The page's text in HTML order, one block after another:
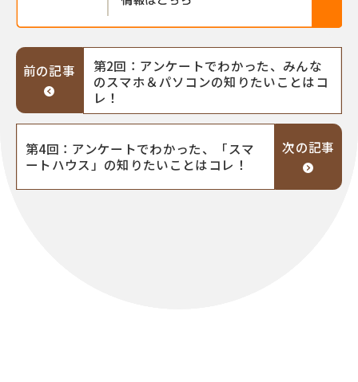
前の記事
第2回：アンケートでわかった、みんな
のスマホ＆パソコンの知りたいことはコ
レ！
第4回：アンケートでわかった、「スマ
ートハウス」の知りたいことはコレ！
次の記事